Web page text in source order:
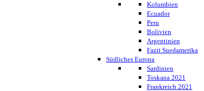
Kolumbien
Ecuador
Peru
Bolivien
Argentinien
Fazit Suedamerika
Südliches Europa
Sardinien
Toskana 2021
Frankreich 2021